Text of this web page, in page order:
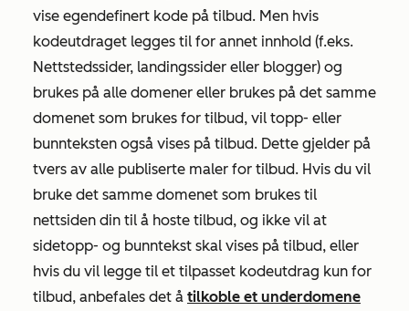
vise egendefinert kode på tilbud. Men hvis
kodeutdraget legges til for annet innhold (f.eks.
Nettstedssider, landingssider eller blogger) og
brukes på alle domener eller brukes på det samme
domenet som brukes for tilbud, vil topp- eller
bunnteksten også vises på tilbud. Dette gjelder på
tvers av alle publiserte maler for tilbud. Hvis du vil
bruke det samme domenet som brukes til
nettsiden din til å hoste tilbud, og ikke vil at
sidetopp- og bunntekst skal vises på tilbud, eller
hvis du vil legge til et tilpasset kodeutdrag kun for
tilbud, anbefales det å tilkoble et underdomene